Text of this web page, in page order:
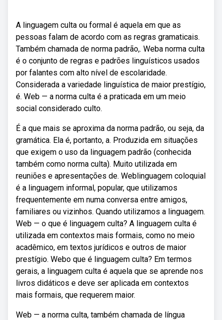
A linguagem culta ou formal é aquela em que as
pessoas falam de acordo com as regras gramaticais.
Também chamada de norma padrão,. Weba norma culta
é o conjunto de regras e padrões linguísticos usados
por falantes com alto nível de escolaridade.
Considerada a variedade linguística de maior prestígio,
é. Web — a norma culta é a praticada em um meio
social considerado culto.
É a que mais se aproxima da norma padrão, ou seja, da
gramática. Ela é, portanto, a. Produzida em situações
que exigem o uso da linguagem padrão (conhecida
também como norma culta). Muito utilizada em
reuniões e apresentações de. Weblinguagem coloquial
é a linguagem informal, popular, que utilizamos
frequentemente em numa conversa entre amigos,
familiares ou vizinhos. Quando utilizamos a linguagem.
Web — o que é linguagem culta? A linguagem culta é
utilizada em contextos mais formais, como no meio
acadêmico, em textos jurídicos e outros de maior
prestígio. Webo que é linguagem culta? Em termos
gerais, a linguagem culta é aquela que se aprende nos
livros didáticos e deve ser aplicada em contextos
mais formais, que requerem maior.
Web — a norma culta, também chamada de língua